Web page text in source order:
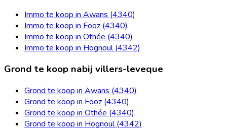
Immo te koop in Awans (4340)
Immo te koop in Fooz (4340)
Immo te koop in Othée (4340)
Immo te koop in Hognoul (4342)
Grond te koop nabij villers-leveque
Grond te koop in Awans (4340)
Grond te koop in Fooz (4340)
Grond te koop in Othée (4340)
Grond te koop in Hognoul (4342)